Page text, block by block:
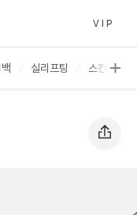
수원 피부과(진료
V I P
실리프팅 스킨부스